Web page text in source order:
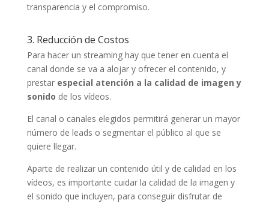
transparencia y el compromiso.
3. Reducción de Costos
Para hacer un streaming hay que tener en cuenta el
canal donde se va a alojar y ofrecer el contenido, y
prestar especial atención a la calidad de imagen y
sonido de los vídeos.
El canal o canales elegidos permitirá generar un mayor
número de leads o segmentar el público al que se
quiere llegar.
Aparte de realizar un contenido útil y de calidad en los
vídeos, es importante cuidar la calidad de la imagen y
el sonido que incluyen, para conseguir disfrutar de